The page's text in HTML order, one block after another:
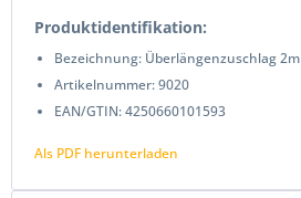
Produktidentifikation:
Bezeichnung: Überlängenzuschlag 2m
Artikelnummer: 9020
EAN/GTIN: 4250660101593
Als PDF herunterladen